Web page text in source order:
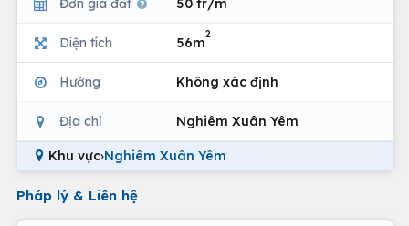
Diện tích 56m
2
Hướng Không xác định
Địa chỉ Nghiêm Xuân Yêm
Khu vực›Nghiêm Xuân Yêm
Pháp lý & Liên hệ